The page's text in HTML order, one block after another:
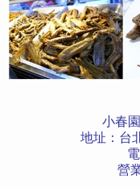
小春
地址：台
營